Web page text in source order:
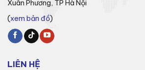
Xuân Phương, TP Hà Nội
(xem bản đồ)
LIÊN HỆ